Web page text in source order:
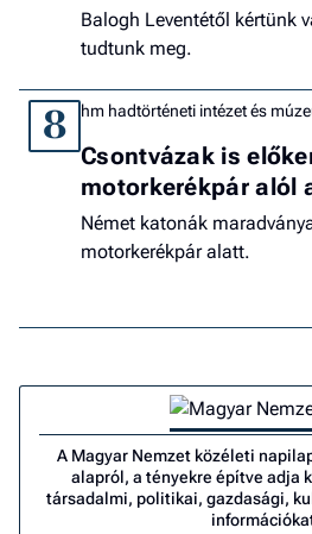
Balogh Leventétől kértünk
tudtunk meg.
8 hm hadtörténeti intézet és
Csontvázak is
motorkerékpár alól
Német katonák
motorkerékpár alatt.
A Magyar Nemzet közéleti
alapról, a tényekre építve adja
társadalmi, politikai, gazdasági,